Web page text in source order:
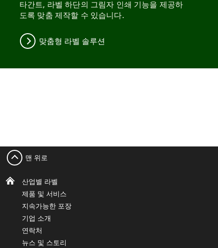
타간트, 라벨 하단의 그림자 인쇄 기능을 제공하
도록 맞춤 제작할 수 있습니다.
맞춤형 라벨 솔루션
산업별 라벨
제품 및 서비스
지속가능한 포장
기업 소개
연락처
뉴스 및 스토리
맨 위로